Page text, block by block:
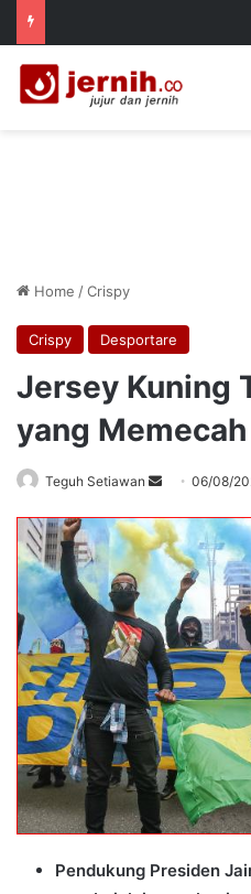
Home /Crispy
Crispy Desportare
Jersey Kuning
yang
Teguh Setiawan
Send
email
06/08/
Pendukung Presiden